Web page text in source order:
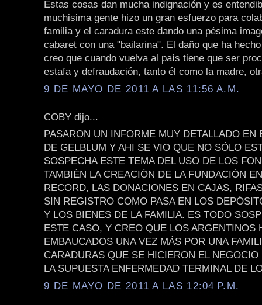
Estas cosas dan mucha indignación y es
muchisima gente hizo un gran esfuerzo para
familia y el caradura este dando una pésima
cabaret con una "bailarina". El daño que ha
creo que cuando vuelva al país tiene que ser
estafa y defraudación, tanto él como la madre,
9 DE MAYO DE 2011 A LAS 11:56 A.M.
COBY dijo...
PASARON UN INFORME MUY DETALLADO EN
DE GELBLUM Y AHI SE VIO QUE NO SÓLO
SOSPECHA ESTE TEMA DEL USO DE LOS
TAMBIÉN LA CREACIÓN DE LA FUNDACIÓN
RECORD, LAS DONACIONES EN CAJAS,
SIN REGISTRO COMO PASA EN LOS
Y LOS BIENES DE LA FAMILIA. ES TODO
ESTE CASO, Y CREO QUE LOS ARGENTINOS
EMBAUCADOS UNA VEZ MÁS POR UNA
CARADURAS QUE SE HICIERON EL NEGOCIO
LA SUPUESTA ENFERMEDAD TERMINAL DE
9 DE MAYO DE 2011 A LAS 12:04 P.M.